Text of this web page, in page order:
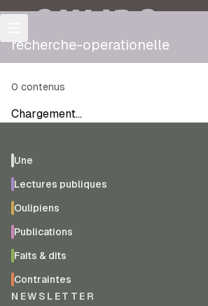
OULIPO
recherche-operationelle
0 contenus
Chargement…
Une
Lectures publiques
Oulipiens
Publications
Faits & dits
Contraintes
NEWSLETTER